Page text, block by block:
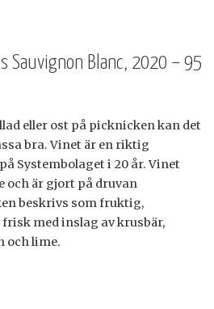
Sauvignon Blanc, 2020 – 95
eller ost på picknicken kan det
bra. Vinet är en riktig
Systembolaget i 20 år. Vinet
är gjort på druvan
beskrivs som fruktig,
med inslag av krusbär,
och lime.